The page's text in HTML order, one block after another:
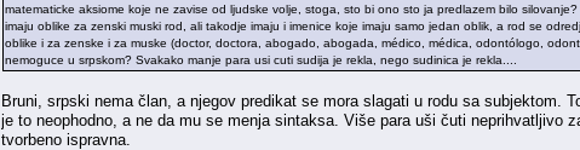
matematicke aksiome koje ne zavise od ljudske volje, stoga, sto bi ono sto ja predlazem bilo
imaju oblike za zenski muski rod, ali takodje imaju i imenice koje imaju samo jedan oblik, a rod se
oblike i za zenske i za muske (doctor, doctora, abogado, abogada, médico, médica, odontólogo,
nemoguce u srpskom? Svakako manje para usi cuti sudija je rekla, nego sudinica je rekla....
Bruni, srpski nema član, a njegov predikat se mora slagati u rodu sa
je to neophodno, a ne da mu se menja sintaksa. Više para uši čuti neprihvatljivo
tvorbeno ispravna.